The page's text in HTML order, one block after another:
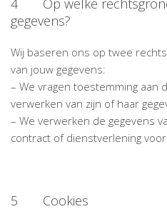
4 Op welke
gegevens?
Wij baseren ons op twee
van jouw gegevens:
– We vragen toestemming aan
verwerken van zijn of haar
– We verwerken de gegevens
contract of dienstverlening
5 Cookies